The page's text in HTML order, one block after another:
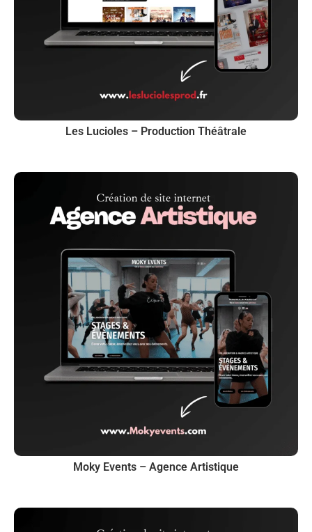
Les Lucioles – Production Théâtrale
Moky Events – Agence Artistique